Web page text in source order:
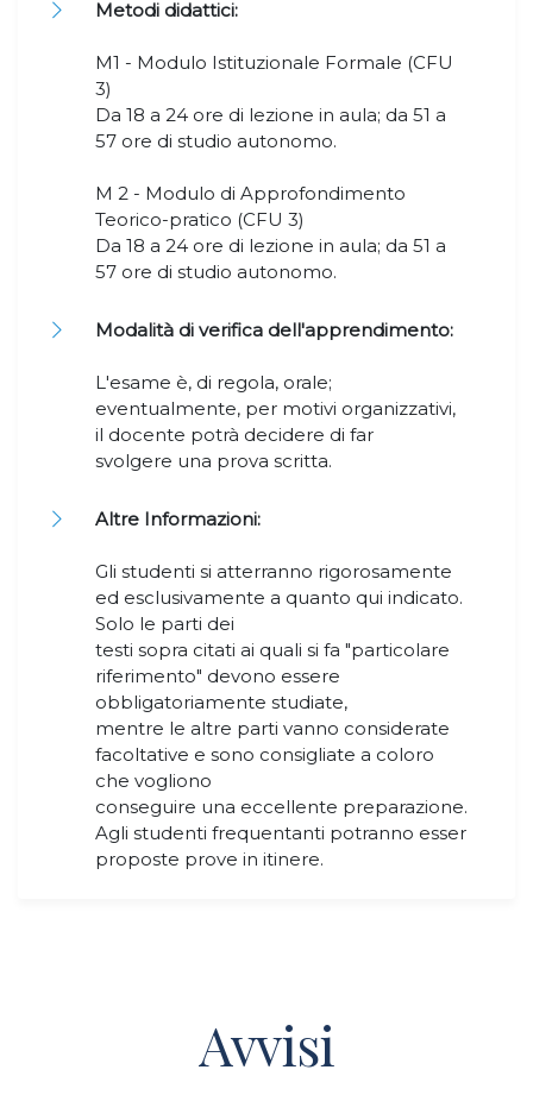
Metodi didattici:
M1 - Modulo Istituzionale Formale (CFU
3)
Da 18 a 24 ore di lezione in aula; da 51 a
57 ore di studio autonomo.
M 2 - Modulo di Approfondimento
Teorico-pratico (CFU 3)
Da 18 a 24 ore di lezione in aula; da 51 a
57 ore di studio autonomo.
Modalità di verifica dell'apprendimento:
L'esame è, di regola, orale;
eventualmente, per motivi organizzativi,
il docente potrà decidere di far
svolgere una prova scritta.
Altre Informazioni:
Gli studenti si atterranno rigorosamente
ed esclusivamente a quanto qui indicato.
Solo le parti dei
testi sopra citati ai quali si fa "particolare
riferimento" devono essere
obbligatoriamente studiate,
mentre le altre parti vanno considerate
facoltative e sono consigliate a coloro
che vogliono
conseguire una eccellente preparazione.
Agli studenti frequentanti potranno esser
proposte prove in itinere.
Avvisi